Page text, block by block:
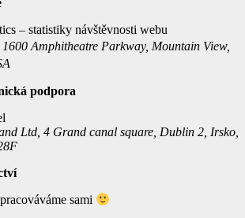
– statistiky návštěvnosti webu
Amphitheatre Parkway, Mountain View,
podpora
Ltd, 4 Grand canal square, Dublin 2, Irsko,
sami